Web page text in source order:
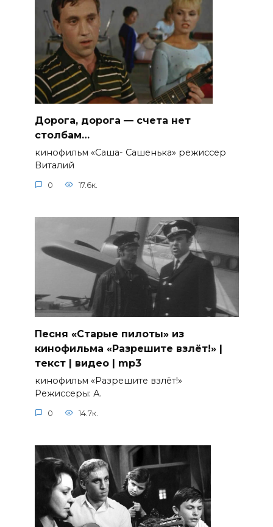
Дорога, дорога — счета нет
столбам…
кинофильм «Саша- Сашенька» режиссер
Виталий
0 17.6к.
Песня «Старые пилоты» из
кинофильма «Разрешите взлёт!» |
текст | видео | mp3
кинофильм «Разрешите взлёт!»
Режиссеры: А.
0 14.7к.